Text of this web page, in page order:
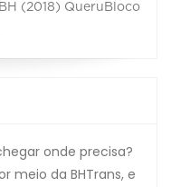
(2018) QueruBloco
onde precisa?
meio da BHTrans, e